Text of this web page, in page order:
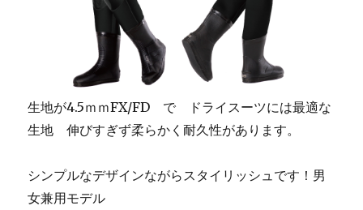
生地が4.5ｍｍFX/FD で ドライスーツには最適な
生地 伸びすぎず柔らかく耐久性があります。
シンプルなデザインながらスタイリッシュです！男
女兼用モデル